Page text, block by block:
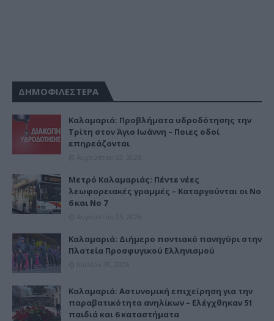
ΔΗΜΟΦΙΛΕΣΤΕΡΑ
Καλαμαριά: Προβλήματα υδροδότησης την
Τρίτη στον Άγιο Ιωάννη – Ποιες οδοί
επηρεάζονται
Μετρό Καλαμαριάς: Πέντε νέες
λεωφορειακές γραμμές – Καταργούνται οι Νο
6 και Νο 7
Καλαμαριά: Διήμερο ποντιακό πανηγύρι στην
Πλατεία Προσφυγικού Ελληνισμού
Καλαμαριά: Αστυνομική επιχείρηση για την
παραβατικότητα ανηλίκων – Ελέγχθηκαν 51
παιδιά και 6 καταστήματα